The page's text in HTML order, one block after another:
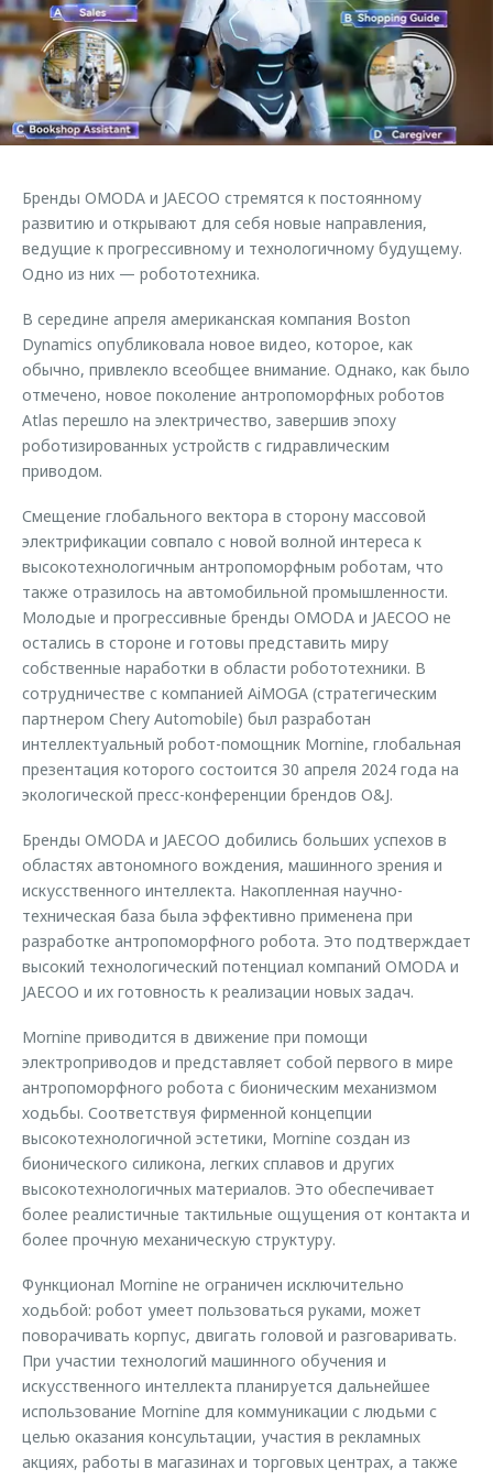
Страхование
Кредитный калькулятор
Аксессуары
Одежда и сувениры
Запчасти
Трейд-ин
Калькулятор трейд-ин
Клиентская поддержка
O&J Автоклуб
Клуб владельцев OMODA
Приложение O&J
Одежда и сувениры
Оригинальные аксессуары
Запчасти
Обратная связь
Бренды OMODA и JAECOO стремятся к постоянному
развитию и открывают для себя новые направления,
ведущие к прогрессивному и технологичному будущему.
Одно из них — робототехника.
В середине апреля американская компания Boston
Dynamics опубликовала новое видео, которое, как
обычно, привлекло всеобщее внимание. Однако, как было
отмечено, новое поколение антропоморфных роботов
Atlas перешло на электричество, завершив эпоху
роботизированных устройств с гидравлическим
приводом.
Смещение глобального вектора в сторону массовой
электрификации совпало с новой волной интереса к
высокотехнологичным антропоморфным роботам, что
также отразилось на автомобильной промышленности.
Молодые и прогрессивные бренды OMODA и JAECOO не
остались в стороне и готовы представить миру
собственные наработки в области робототехники. В
сотрудничестве с компанией AiMOGA (стратегическим
партнером Chery Automobile) был разработан
интеллектуальный робот-помощник Mornine, глобальная
презентация которого состоится 30 апреля 2024 года на
экологической пресс-конференции брендов O&J.
Бренды OMODA и JAECOO добились больших успехов в
областях автономного вождения, машинного зрения и
искусственного интеллекта. Накопленная научно-
техническая база была эффективно применена при
разработке антропоморфного робота. Это подтверждает
высокий технологический потенциал компаний OMODA и
JAECOO и их готовность к реализации новых задач.
Mornine приводится в движение при помощи
электроприводов и представляет собой первого в мире
антропоморфного робота с бионическим механизмом
ходьбы. Соответствуя фирменной концепции
высокотехнологичной эстетики, Mornine создан из
бионического силикона, легких сплавов и других
высокотехнологичных материалов. Это обеспечивает
более реалистичные тактильные ощущения от контакта и
более прочную механическую структуру.
Функционал Mornine не ограничен исключительно
ходьбой: робот умеет пользоваться руками, может
поворачивать корпус, двигать головой и разговаривать.
При участии технологий машинного обучения и
искусственного интеллекта планируется дальнейшее
использование Mornine для коммуникации с людьми с
целью оказания консультации, участия в рекламных
акциях, работы в магазинах и торговых центрах, а также